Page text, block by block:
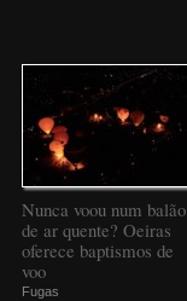
Nunca voou num balão
de ar quente? Oeiras
oferece baptismos de
voo
Fugas